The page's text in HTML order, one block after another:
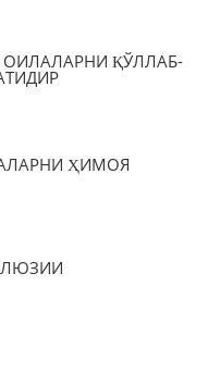
ҚЎЛЛАБ-
ҲИМОЯ